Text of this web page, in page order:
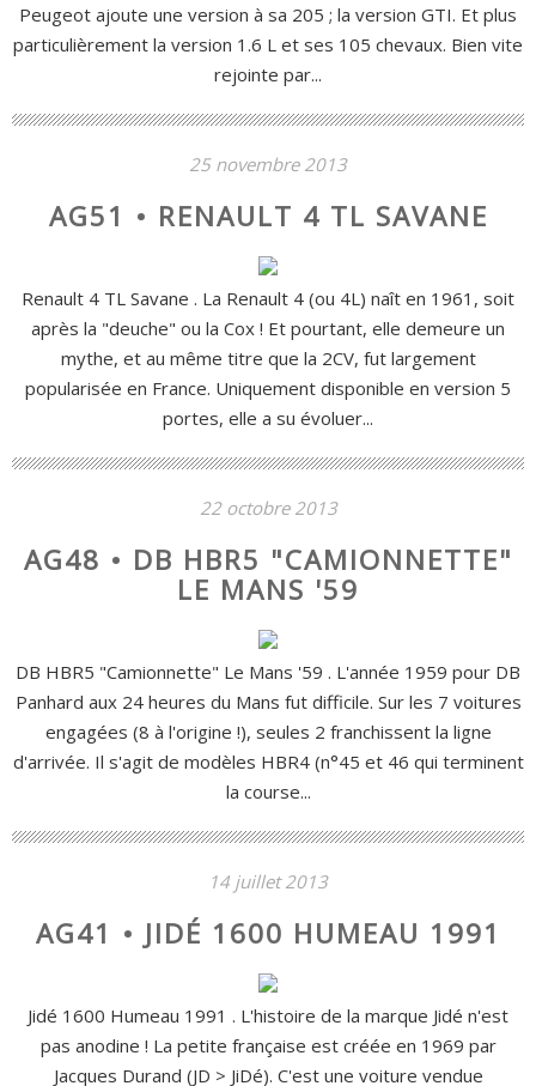
Peugeot ajoute une version à sa 205 ; la version GTI. Et plus
particulièrement la version 1.6 L et ses 105 chevaux. Bien vite
rejointe par...
25 novembre 2013
AG51 • RENAULT 4 TL SAVANE
Renault 4 TL Savane . La Renault 4 (ou 4L) naît en 1961, soit
après la "deuche" ou la Cox ! Et pourtant, elle demeure un
mythe, et au même titre que la 2CV, fut largement
popularisée en France. Uniquement disponible en version 5
portes, elle a su évoluer...
22 octobre 2013
AG48 • DB HBR5 "CAMIONNETTE"
LE MANS '59
DB HBR5 "Camionnette" Le Mans '59 . L'année 1959 pour DB
Panhard aux 24 heures du Mans fut difficile. Sur les 7 voitures
engagées (8 à l'origine !), seules 2 franchissent la ligne
d'arrivée. Il s'agit de modèles HBR4 (n°45 et 46 qui terminent
la course...
14 juillet 2013
AG41 • JIDÉ 1600 HUMEAU 1991
Jidé 1600 Humeau 1991 . L'histoire de la marque Jidé n'est
pas anodine ! La petite française est créée en 1969 par
Jacques Durand (JD > JiDé). C'est une voiture vendue